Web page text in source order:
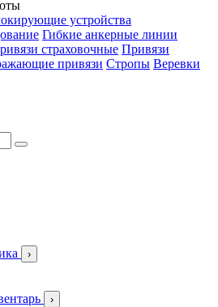
устройства
Гибкие анкерные линии
страховочные Привязи
привязи Стропы Веревки
›
›